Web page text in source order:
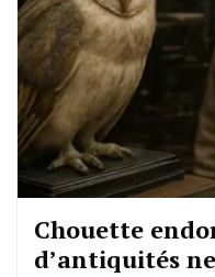
Chouette
d’antiquités